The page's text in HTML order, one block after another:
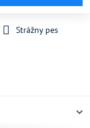
Strážny pes